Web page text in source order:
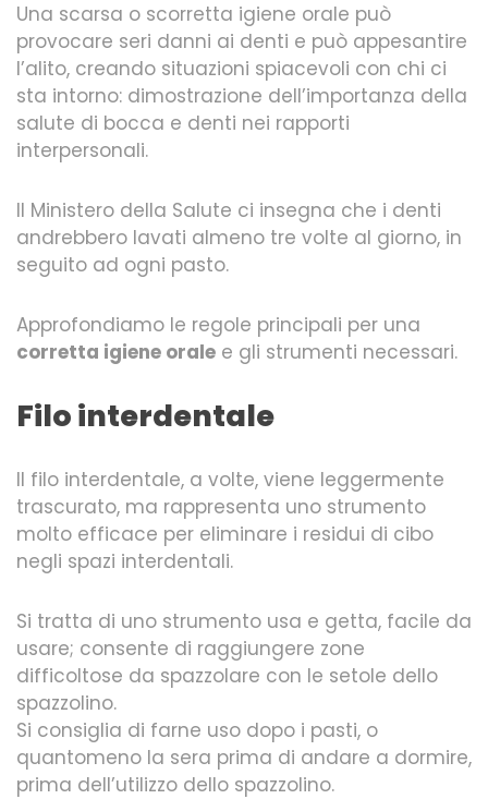
Una scarsa o scorretta igiene orale può
provocare seri danni ai denti e può appesantire
l’alito, creando situazioni spiacevoli con chi ci
sta intorno: dimostrazione dell’importanza della
salute di bocca e denti nei rapporti
interpersonali.
Il Ministero della Salute ci insegna che i denti
andrebbero lavati almeno tre volte al giorno, in
seguito ad ogni pasto.
Approfondiamo le regole principali per una
corretta igiene orale e gli strumenti necessari.
Filo interdentale
Il filo interdentale, a volte, viene leggermente
trascurato, ma rappresenta uno strumento
molto efficace per eliminare i residui di cibo
negli spazi interdentali.
Si tratta di uno strumento usa e getta, facile da
usare; consente di raggiungere zone
difficoltose da spazzolare con le setole dello
spazzolino.
Si consiglia di farne uso dopo i pasti, o
quantomeno la sera prima di andare a dormire,
prima dell’utilizzo dello spazzolino.